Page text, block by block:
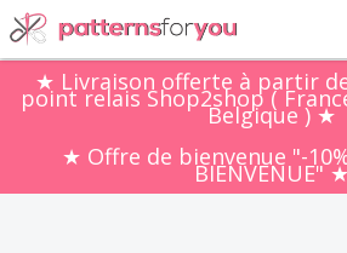
★ Livraison offerte à partir
point relais Shop2shop (
Belgique ) ★
★ Offre de bienvenue "-
BIENVENUE"